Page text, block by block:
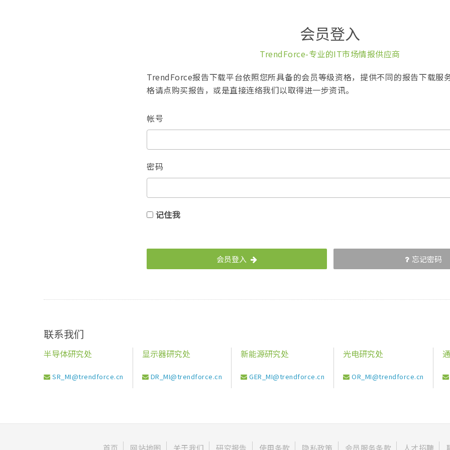
会员登入
TrendForce-专业的IT市场情报供应商
TrendForce报告下载平台依照您所具备的会员等级资格，提供不同的报告下载服
格请点购买报告，或是直接连络我们以取得进一步资讯。
帐号
密码
记住我
会员登入 忘记密码
联系我们
半导体研究处
SR_MI@trendforce.cn
显示器研究处
DR_MI@trendforce.cn
新能源研究处
GER_MI@trendforce.cn
光电研究处
OR_MI@trendforce.cn
首页 网站地图 关于我们 研究报告 使用条款 隐私政策 会员服务条款 人才招聘